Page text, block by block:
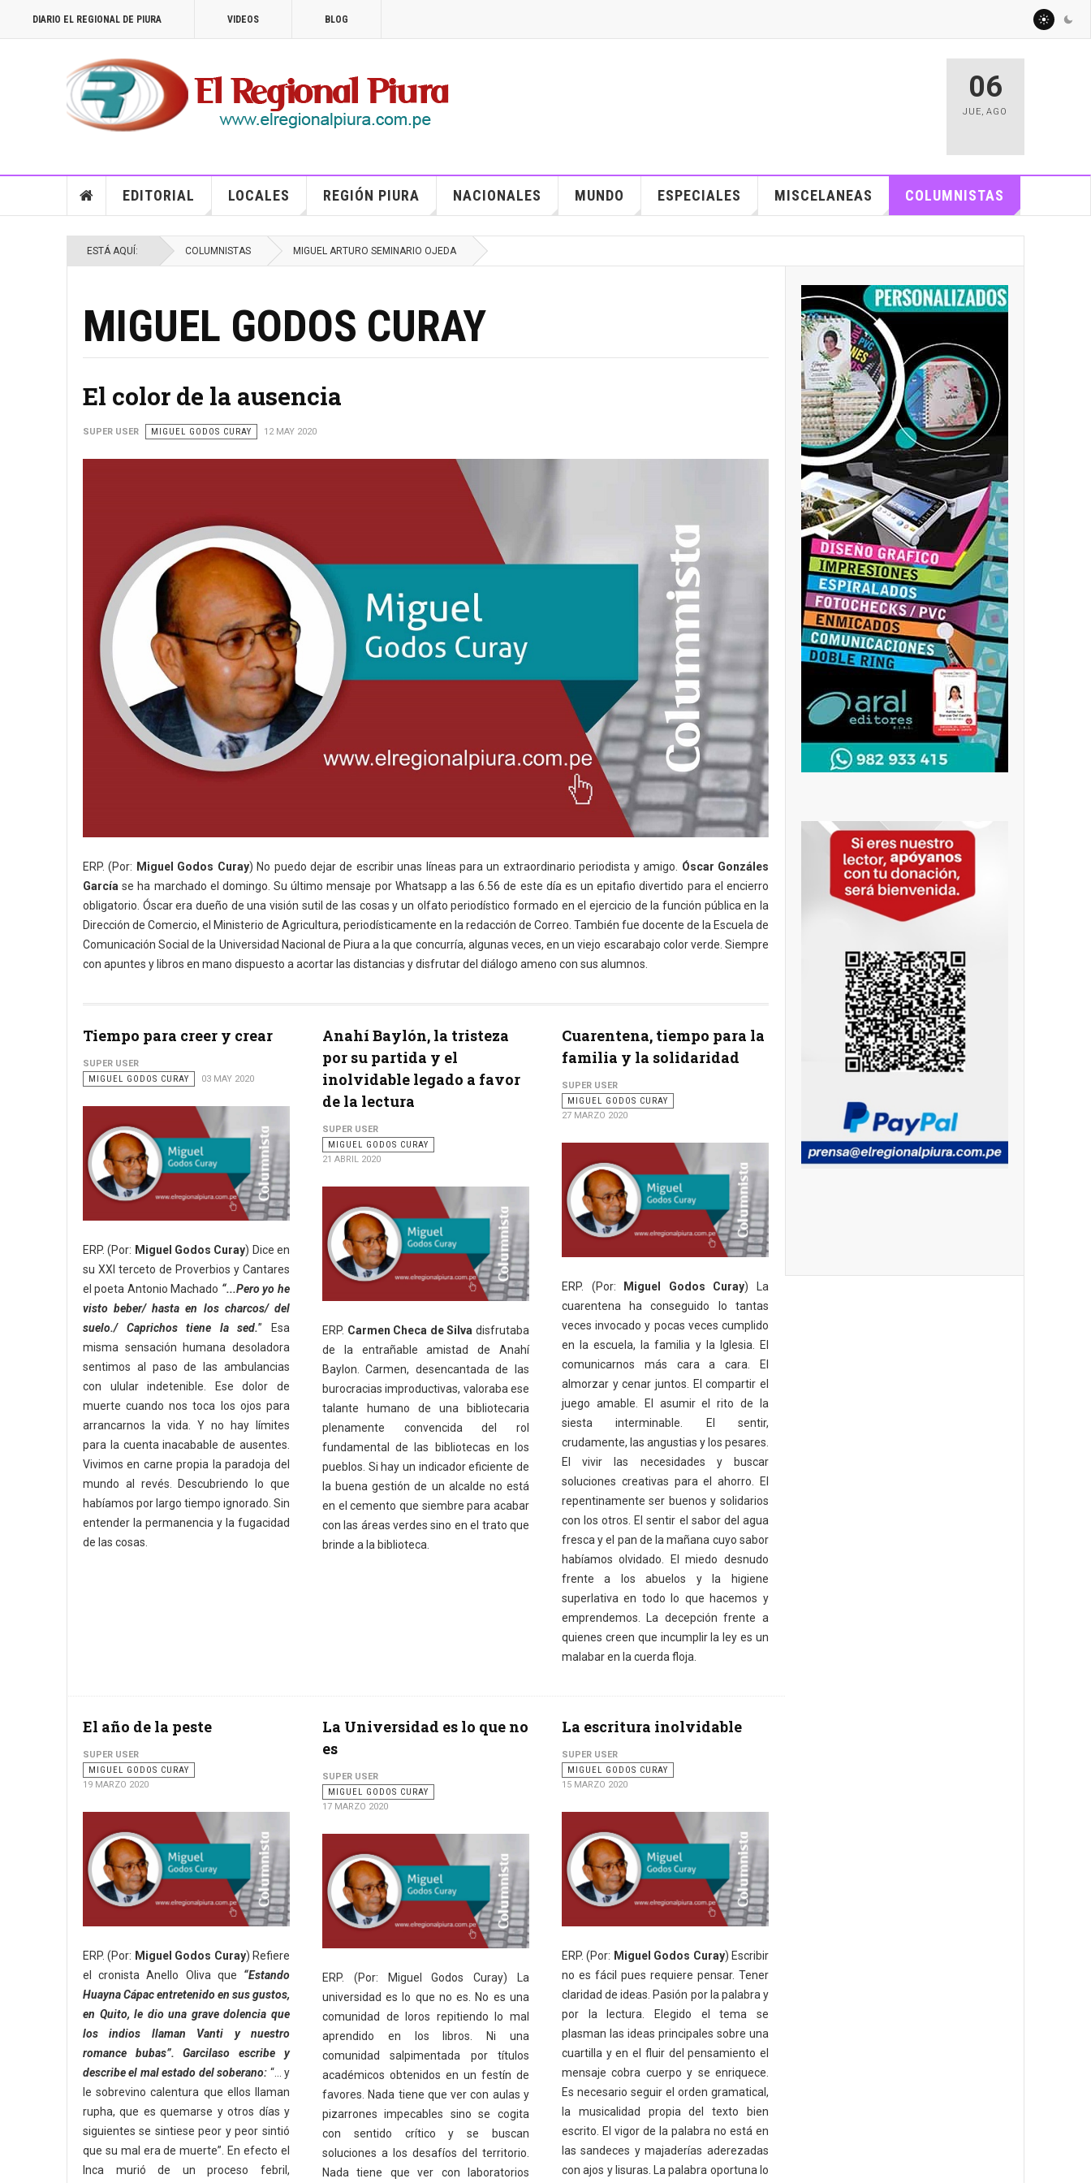
DIARIO EL REGIONAL DE PIURA VIDEOS BLOG
06
JUE,AGO
EDITORIAL LOCALES REGIÓN PIURA NACIONALES MUNDO ESPECIALES MISCELANEAS COLUMNISTAS
ESTÁ AQUÍ: COLUMNISTAS MIGUEL ARTURO SEMINARIO OJEDA
MIGUEL GODOS CURAY
El color de la ausencia
SUPER USER MIGUEL GODOS CURAY 12 MAY 2020
ERP. (Por: Miguel Godos Curay) No puedo dejar de escribir unas líneas para un extraordinario periodista y amigo. Óscar Gonzáles
García se ha marchado el domingo. Su último mensaje por Whatsapp a las 6.56 de este día es un epitafio divertido para el encierro
obligatorio. Óscar era dueño de una visión sutil de las cosas y un olfato periodístico formado en el ejercicio de la función pública en la
Dirección de Comercio, el Ministerio de Agricultura, periodísticamente en la redacción de Correo. También fue docente de la Escuela de
Comunicación Social de la Universidad Nacional de Piura a la que concurría, algunas veces, en un viejo escarabajo color verde. Siempre
con apuntes y libros en mano dispuesto a acortar las distancias y disfrutar del diálogo ameno con sus alumnos.
Tiempo para creer y crear
SUPER USER
MIGUEL GODOS CURAY
03 MAY 2020
ERP. (Por: Miguel Godos Curay) Dice en
su XXI terceto de Proverbios y Cantares
el poeta Antonio Machado “...Pero yo he
visto beber/ hasta en los charcos/ del
suelo./ Caprichos tiene la sed.” Esa
misma sensación humana desoladora
sentimos al paso de las ambulancias
con ulular indetenible. Ese dolor de
muerte cuando nos toca los ojos para
arrancarnos la vida. Y no hay límites
para la cuenta inacabable de ausentes.
Vivimos en carne propia la paradoja del
mundo al revés. Descubriendo lo que
habíamos por largo tiempo ignorado. Sin
entender la permanencia y la fugacidad
de las cosas.
Anahí Baylón, la tristeza
por su partida y el
inolvidable legado a favor
de la lectura
SUPER USER
MIGUEL GODOS CURAY
21 ABRIL 2020
ERP. Carmen Checa de Silva disfrutaba
de la entrañable amistad de Anahí
Baylon. Carmen, desencantada de las
burocracias improductivas, valoraba ese
talante humano de una bibliotecaria
plenamente convencida del rol
fundamental de las bibliotecas en los
pueblos. Si hay un indicador eficiente de
la buena gestión de un alcalde no está
en el cemento que siembre para acabar
con las áreas verdes sino en el trato que
brinde a la biblioteca.
Cuarentena, tiempo para la
familia y la solidaridad
SUPER USER
MIGUEL GODOS CURAY
27 MARZO 2020
ERP. (Por: Miguel Godos Curay) La
cuarentena ha conseguido lo tantas
veces invocado y pocas veces cumplido
en la escuela, la familia y la Iglesia. El
comunicarnos más cara a cara. El
almorzar y cenar juntos. El compartir el
juego amable. El asumir el rito de la
siesta interminable. El sentir,
crudamente, las angustias y los pesares.
El vivir las necesidades y buscar
soluciones creativas para el ahorro. El
repentinamente ser buenos y solidarios
con los otros. El sentir el sabor del agua
fresca y el pan de la mañana cuyo sabor
habíamos olvidado. El miedo desnudo
frente a los abuelos y la higiene
superlativa en todo lo que hacemos y
emprendemos. La decepción frente a
quienes creen que incumplir la ley es un
malabar en la cuerda floja.
El año de la peste
SUPER USER
MIGUEL GODOS CURAY
19 MARZO 2020
ERP. (Por: Miguel Godos Curay) Refiere
el cronista Anello Oliva que “Estando
Huayna Cápac entretenido en sus gustos,
en Quito, le dio una grave dolencia que
los indios llaman Vanti y nuestro
romance bubas”. Garcilaso escribe y
describe el mal estado del soberano: “… y
le sobrevino calentura que ellos llaman
rupha, que es quemarse y otros días y
siguientes se sintiese peor y peor sintió
que su mal era de muerte”. En efecto el
Inca murió de un proceso febril,
La Universidad es lo que no
es
SUPER USER
MIGUEL GODOS CURAY
17 MARZO 2020
ERP. (Por: Miguel Godos Curay) La
universidad es lo que no es. No es una
comunidad de loros repitiendo lo mal
aprendido en los libros. Ni una
comunidad salpimentada por títulos
académicos obtenidos en un festín de
favores. Nada tiene que ver con aulas y
pizarrones impecables sino se cogita
con sentido crítico y se buscan
soluciones a los desafíos del territorio.
Nada tiene que ver con laboratorios
La escritura inolvidable
SUPER USER
MIGUEL GODOS CURAY
15 MARZO 2020
ERP. (Por: Miguel Godos Curay) Escribir
no es fácil pues requiere pensar. Tener
claridad de ideas. Pasión por la palabra y
por la lectura. Elegido el tema se
plasman las ideas principales sobre una
cuartilla y en el fluir del pensamiento el
mensaje cobra cuerpo y se enriquece.
Es necesario seguir el orden gramatical,
la musicalidad propia del texto bien
escrito. El vigor de la palabra no está en
las sandeces y majaderías aderezadas
con ajos y lisuras. La palabra oportuna lo